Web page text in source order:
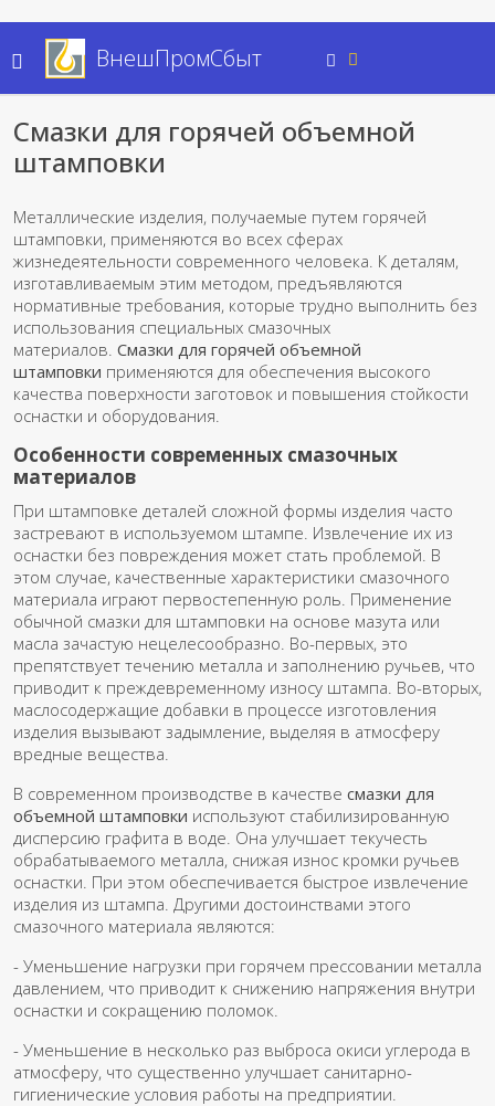
ВнешПромСбыт
Смазки для горячей объемной
штамповки
Металлические изделия, получаемые путем горячей
штамповки, применяются во всех сферах
жизнедеятельности современного человека. К деталям,
изготавливаемым этим методом, предъявляются
нормативные требования, которые трудно выполнить без
использования специальных смазочных
материалов. Смазки для горячей объемной
штамповки применяются для обеспечения высокого
качества поверхности заготовок и повышения стойкости
оснастки и оборудования.
Особенности современных смазочных
материалов
При штамповке деталей сложной формы изделия часто
застревают в используемом штампе. Извлечение их из
оснастки без повреждения может стать проблемой. В
этом случае, качественные характеристики смазочного
материала играют первостепенную роль. Применение
обычной смазки для штамповки на основе мазута или
масла зачастую нецелесообразно. Во-первых, это
препятствует течению металла и заполнению ручьев, что
приводит к преждевременному износу штампа. Во-вторых,
маслосодержащие добавки в процессе изготовления
изделия вызывают задымление, выделяя в атмосферу
вредные вещества.
В современном производстве в качестве смазки для
объемной штамповки используют стабилизированную
дисперсию графита в воде. Она улучшает текучесть
обрабатываемого металла, снижая износ кромки ручьев
оснастки. При этом обеспечивается быстрое извлечение
изделия из штампа. Другими достоинствами этого
смазочного материала являются:
- Уменьшение нагрузки при горячем прессовании металла
давлением, что приводит к снижению напряжения внутри
оснастки и сокращению поломок.
- Уменьшение в несколько раз выброса окиси углерода в
атмосферу, что существенно улучшает санитарно-
гигиенические условия работы на предприятии.